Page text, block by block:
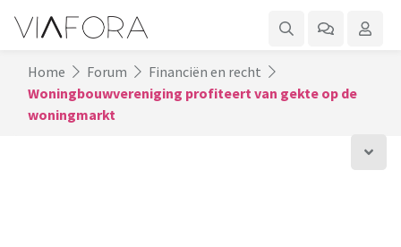
Home Forum
Financiën en recht
Woningbouwvereniging profiteert van gekte op de
woningmarkt